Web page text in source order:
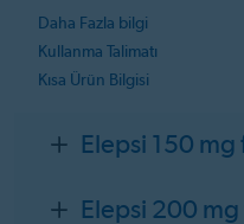
Daha Fazla bilgi
Kullanma Talimatı
Kısa Ürün Bilgisi
Elepsi 150
Elepsi 200